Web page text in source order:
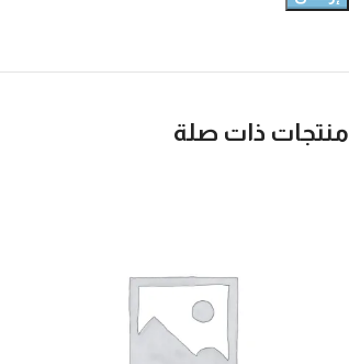
منتجات ذات صلة